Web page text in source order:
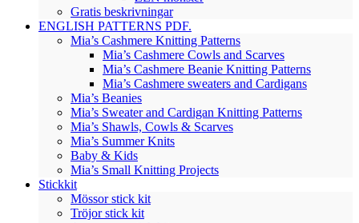
Gratis beskrivningar
ENGLISH PATTERNS PDF.
Mia’s Cashmere Knitting Patterns
Mia’s Cashmere Cowls and Scarves
Mia’s Cashmere Beanie Knitting Patterns
Mia’s Cashmere sweaters and Cardigans
Mia’s Beanies
Mia’s Sweater and Cardigan Knitting Patterns
Mia’s Shawls, Cowls & Scarves
Mia’s Summer Knits
Baby & Kids
Mia’s Small Knitting Projects
Stickkit
Mössor stick kit
Tröjor stick kit